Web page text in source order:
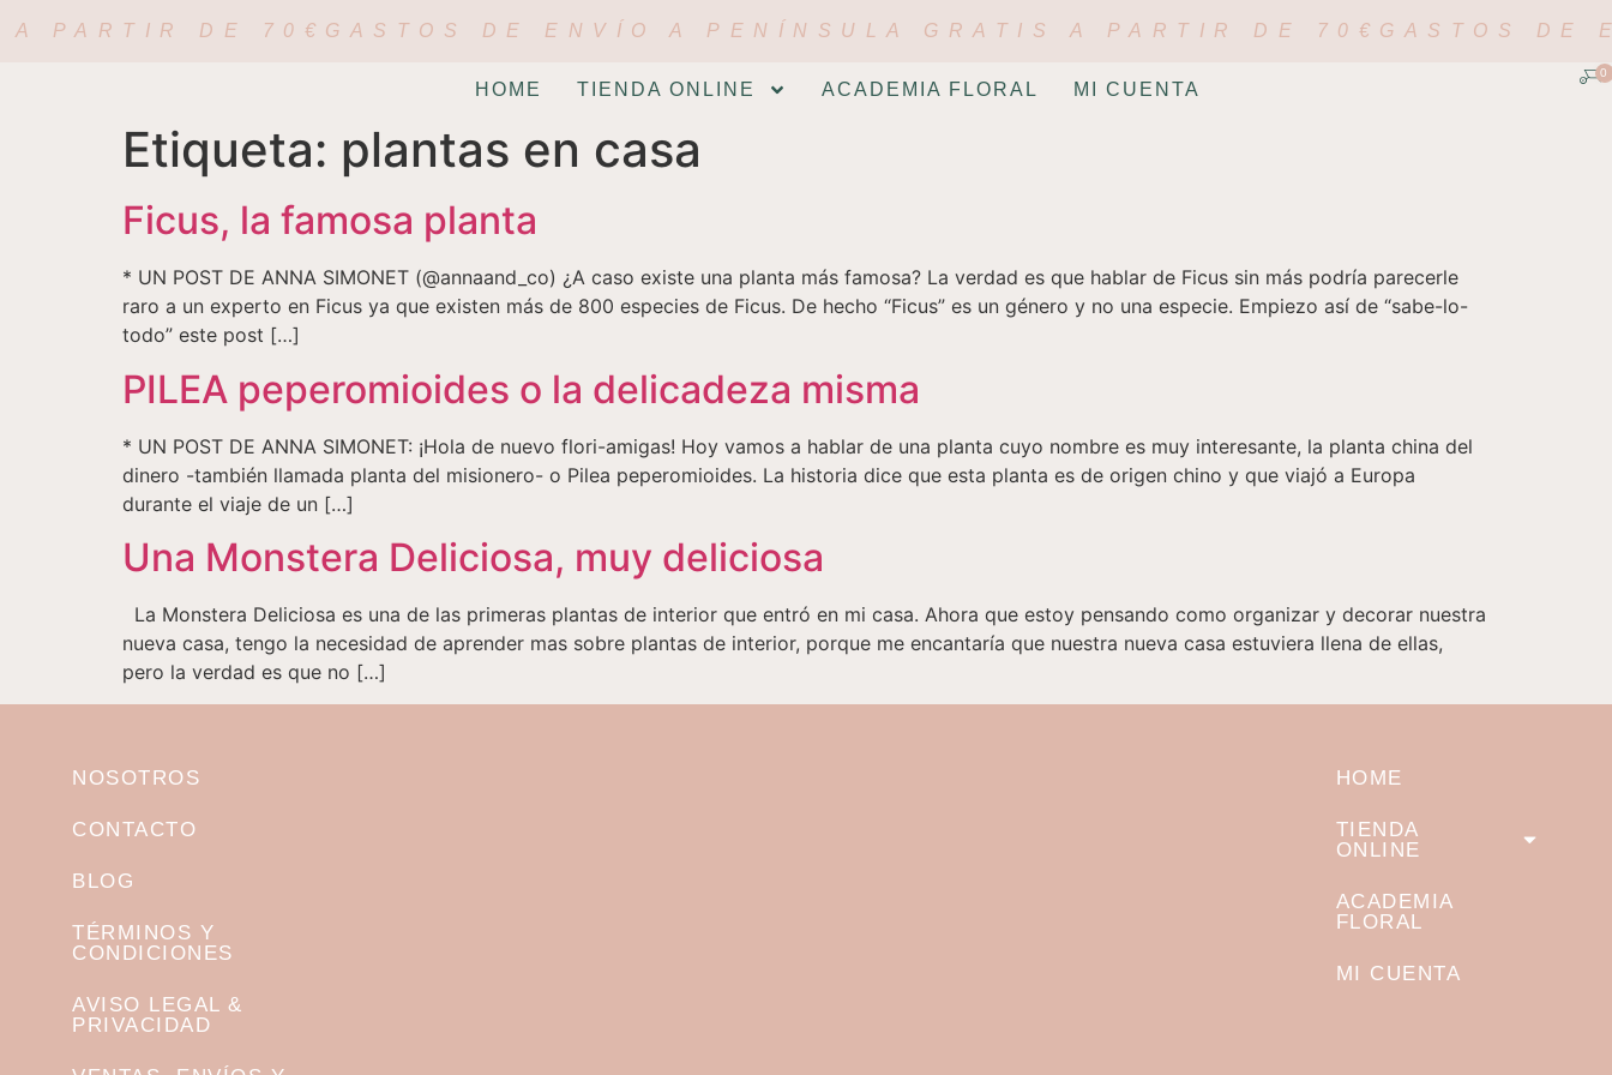
A PARTIR DE 70€ GASTOS DE ENVÍO A PENÍNSULA GRATIS A PARTIR DE 70€ GASTOS DE
HOME TIENDA ONLINE ACADEMIA FLORAL MI CUENTA
0
Etiqueta: plantas en casa
Ficus, la famosa planta
* UN POST DE ANNA SIMONET (@annaand_co) ¿A caso existe una planta más famosa? La verdad es que hablar de Ficus sin más podría parecerle
raro a un experto en Ficus ya que existen más de 800 especies de Ficus. De hecho “Ficus” es un género y no una especie. Empiezo así de “sabe-lo-
todo” este post […]
PILEA peperomioides o la delicadeza misma
* UN POST DE ANNA SIMONET: ¡Hola de nuevo flori-amigas! Hoy vamos a hablar de una planta cuyo nombre es muy interesante, la planta china del
dinero -también llamada planta del misionero- o Pilea peperomioides. La historia dice que esta planta es de origen chino y que viajó a Europa
durante el viaje de un […]
Una Monstera Deliciosa, muy deliciosa
La Monstera Deliciosa es una de las primeras plantas de interior que entró en mi casa. Ahora que estoy pensando como organizar y decorar nuestra
nueva casa, tengo la necesidad de aprender mas sobre plantas de interior, porque me encantaría que nuestra nueva casa estuviera llena de ellas,
pero la verdad es que no […]
NOSOTROS
CONTACTO
BLOG
TÉRMINOS Y
CONDICIONES
AVISO LEGAL &
PRIVACIDAD
HOME
TIENDA
ONLINE
ACADEMIA
FLORAL
MI CUENTA